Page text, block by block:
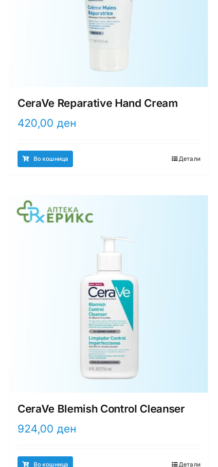
CeraVe Reparative Hand Cream
420,00 ден
Во кошница Детали
CeraVe Blemish Control Cleanser
924,00 ден
Во кошница Детали